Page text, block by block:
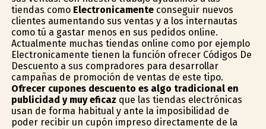
tiendas como Electronicamenteconseguir nuevos
clientes aumentando sus ventas y a los internautas
como tú a gastar menos en sus pedidos online.
Actualmente muchas tiendas online como por ejemplo
Electronicamente tienen la función ofrecer Códigos De
Descuento a sus compradores para desarrollar
campañas de promoción de ventas de este tipo.
Ofrecer cupones descuento es algo tradicional en
publicidad y muy eficaz que las tiendas electrónicas
usan de forma habitual y ante la imposibilidad de
poder recibir un cupón impreso directamente de la